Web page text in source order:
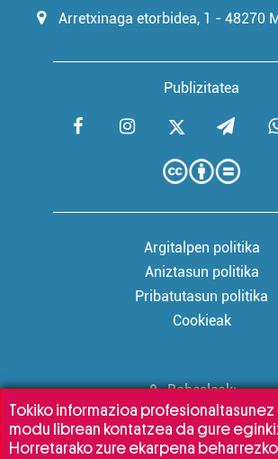
Arretxinaga etorbidea, 1 - 48270
Publizitatea
Argitalpen politika
Aniztasun politika
Pribatutasun politika
Cookieak
Babesleak:
Tokiko informazioa profesionaltasunez
modu librean kontatzea da gure
Horretarako zure ekarpena